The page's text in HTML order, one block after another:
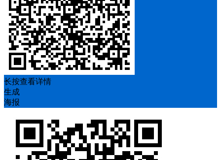
长按查看详情
生成
海报